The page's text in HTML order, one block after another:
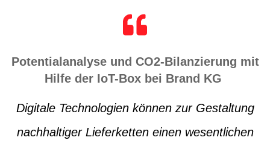
Potentialanalyse und CO2-Bilanzierung mit
Hilfe der IoT-Box bei Brand KG
Digitale Technologien können zur Gestaltung
nachhaltiger Lieferketten einen wesentlichen